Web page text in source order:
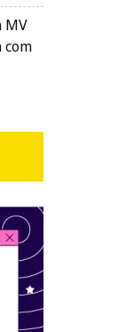
MV
com